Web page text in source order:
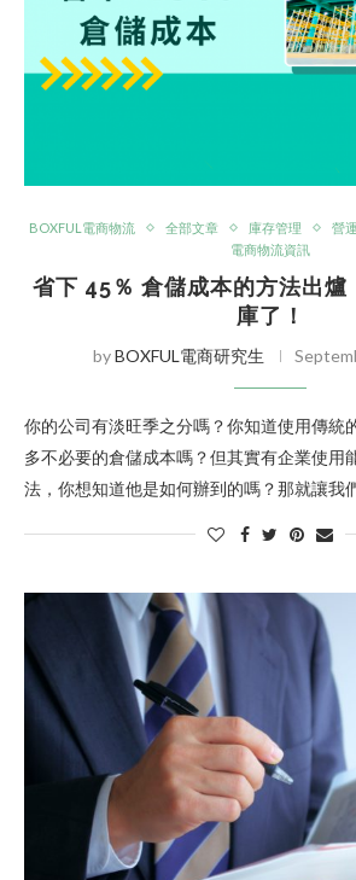
BOXFUL電商物流 全部文章 庫存管理 營
電商物流資訊
省下 45％ 倉儲成本的方法出爐
庫了！
byBOXFUL電商研究生
你的公司有淡旺季之分嗎？你知道使用傳統
多不必要的倉儲成本嗎？但其實有企業使用
法，你想知道他是如何辦到的嗎？那就讓我